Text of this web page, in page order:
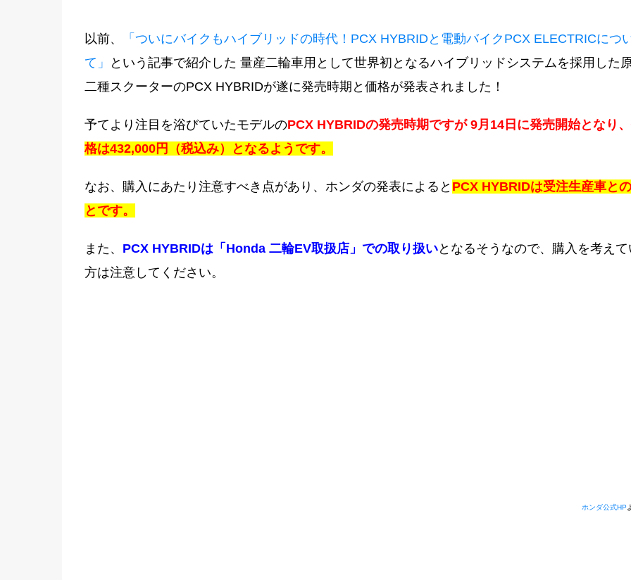
以前、
「ついにバイクもハイブリッドの時代！PCX HYBRIDと電動バイクPCX ELECTRICにつ
て」
という記事で紹介した 量産二輪車用として世界初となるハイブリッドシステムを採用した
二種スクーターのPCX HYBRIDが遂に発売時期と価格が発表されました！
予てより注目を浴びていたモデルのPCX HYBRIDの発売時期ですが 9月14日に発売開始となり、
格は432,000円（税込み）となるようです。
なお、購入にあたり注意すべき点があり、ホンダの発表によると PCX HYBRIDは受注生産車と
とです。
また、 PCX HYBRIDは「Honda 二輪EV取扱店」での取り扱いとなるそうなので、購入を考えて
方は注意してください。
ホンダ公式HP